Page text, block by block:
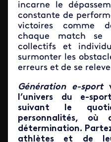
incarne le
constante de
victoires comme
chaque match se
collectifs et
surmonter les
erreurs et de se
Génération e-sport
l’univers du e-
suivant le
personnalités, où
détermination.
athlètes et de